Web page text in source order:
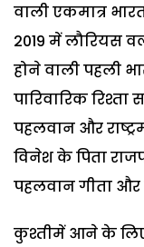
वाली एकमात्र
2019 में लौरियस
होने वाली पहली
पारिवारिक रिश्ता
पहलवान और
विनेश के पिता
पहलवान गीता और
कुश्तीमें आने के